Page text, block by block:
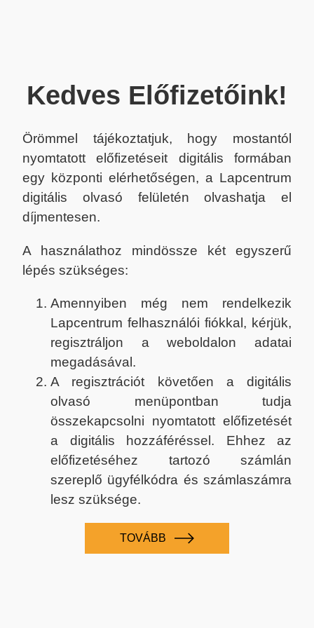
Kedves Előfizetőink!
Örömmel tájékoztatjuk, hogy mostantól
nyomtatott előfizetéseit digitális formában
egy központi elérhetőségen, a Lapcentrum
digitális olvasó felületén olvashatja el
díjmentesen.
A használathoz mindössze két egyszerű
lépés szükséges:
Amennyiben még nem rendelkezik
Lapcentrum felhasználói fiókkal, kérjük,
regisztráljon a weboldalon adatai
megadásával.
A regisztrációt követően a digitális
olvasó menüpontban tudja
összekapcsolni nyomtatott előfizetését
a digitális hozzáféréssel. Ehhez az
előfizetéséhez tartozó számlán
szereplő ügyfélkódra és számlaszámra
lesz szüksége.
TOVÁBB